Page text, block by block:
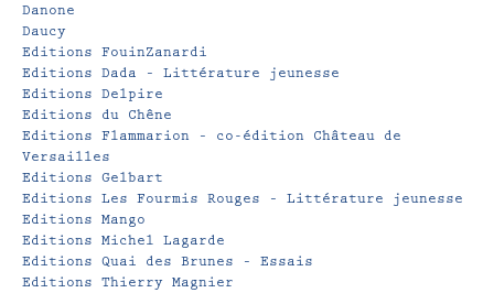
Danone
Daucy
Editions FouinZanardi
Editions Dada – Littérature jeunesse
Editions Delpire
Editions du Chêne
Editions Flammarion – co-édition Château de
Versailles
Editions Gelbart
Editions Les Fourmis Rouges – Littérature jeunesse
Editions Mango
Editions Michel Lagarde
Editions Quai des Brunes – Essais
Editions Thierry Magnier